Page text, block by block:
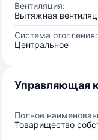
Вентиляция:
Вытяжная
Система отопления:
Центральное
Управляющая
Полное
Товарищество